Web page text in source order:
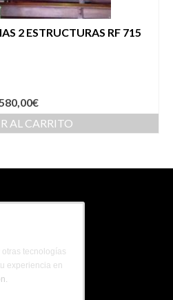
2 ESTRUCTURAS RF 715
580,00€
AL CARRITO
tecnologías
experiencia en